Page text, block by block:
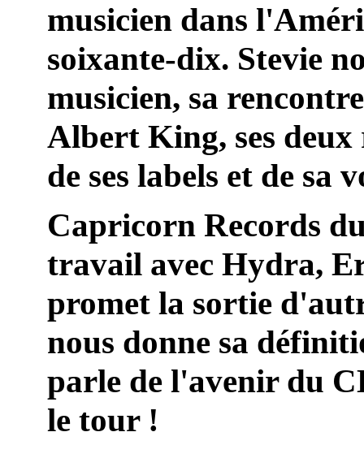
musicien dans
soixante-dix. Stevie
musicien, sa
Albert King, ses deux
de ses labels et de sa
Capricorn Records
travail avec Hydra,
promet la sortie
nous donne sa
parle de l'avenir du
le tour !